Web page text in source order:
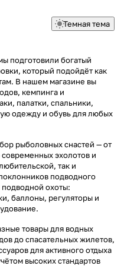
Темная тема
подготовили богатый
который подойдёт как
В нашем магазине вы
кемпинга и
палатки, спальники,
одежду и обувь для любых
рыболовных снастей — от
эхолотов и
так и
подводного
подводной охоты:
баллоны, регуляторы и
товары для водных
до спасательных жилетов,
для активного отдыха
высоких стандартов